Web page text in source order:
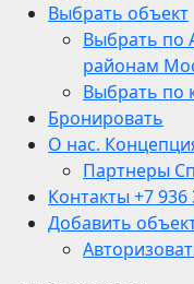
Выбрать объект
Выбрать по
районам
Выбрать по
Бронировать
О нас.
Партнеры
Контакты +7 936
Добавить